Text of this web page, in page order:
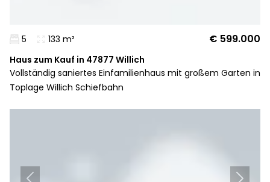
5 133 m² € 599.000
Haus zum Kauf in 47877 Willich
Vollständig saniertes Einfamilienhaus mit großem Garten in
Toplage Willich Schiefbahn